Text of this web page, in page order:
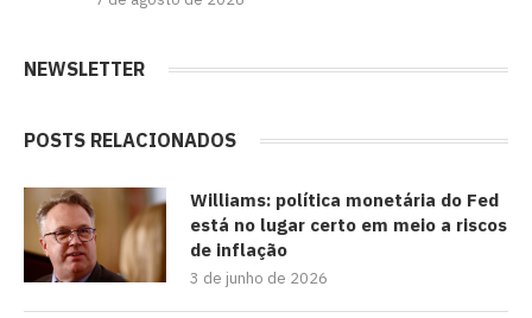
NEWSLETTER
POSTS RELACIONADOS
Williams: política monetária do Fed
está no lugar certo em meio a riscos
de inflação
3 de junho de 2026